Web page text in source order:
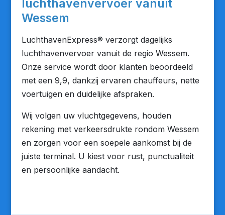
luchthavenvervoer vanuit
Wessem
LuchthavenExpress® verzorgt dagelijks
luchthavenvervoer vanuit de regio Wessem.
Onze service wordt door klanten beoordeeld
met een 9,9, dankzij ervaren chauffeurs, nette
voertuigen en duidelijke afspraken.
Wij volgen uw vluchtgegevens, houden
rekening met verkeersdrukte rondom Wessem
en zorgen voor een soepele aankomst bij de
juiste terminal. U kiest voor rust, punctualiteit
en persoonlijke aandacht.